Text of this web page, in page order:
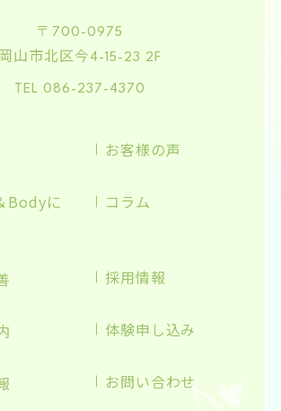
〒700-0975
岡山市北区今 4-15-23 2F
TEL 086-237-4370
Bodyに
お客様の声
コラム
採用情報
体験申し込み
お問い合わせ